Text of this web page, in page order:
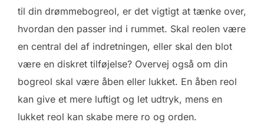
til din drømmebogreol, er det vigtigt at tænke over,
hvordan den passer ind i rummet. Skal reolen være
en central del af indretningen, eller skal den blot
være en diskret tilføjelse? Overvej også om din
bogreol skal være åben eller lukket. En åben reol
kan give et mere luftigt og let udtryk, mens en
lukket reol kan skabe mere ro og orden.